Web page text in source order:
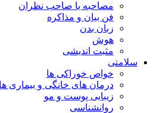
مصاحبه با صاحب نظران
فن بیان و مذاکره
زبان بدن
هوش
مثبت اندیشی
سلامتی
خواص خوراکی ها
درمان های خانگی و بیماری ها
زیبایی پوست و مو
روانشناسی